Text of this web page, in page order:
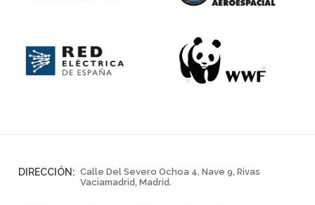
DIRECCIÓN: Calle Del Severo Ochoa 4, Nave 9, Rivas
Vaciamadrid, Madrid.